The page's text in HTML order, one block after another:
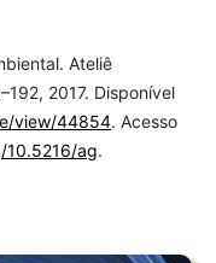
Ateliê
2017. Disponível
view/44854. Acesso
ag.